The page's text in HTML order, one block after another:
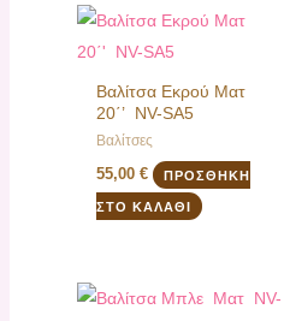
Βαλίτσα Εκρού Ματ
20΄’ NV-SA5
Βαλίτσες
55,00€ ΠΡΟΣΘΉΚΗ
ΣΤΟ ΚΑΛΆΘΙ